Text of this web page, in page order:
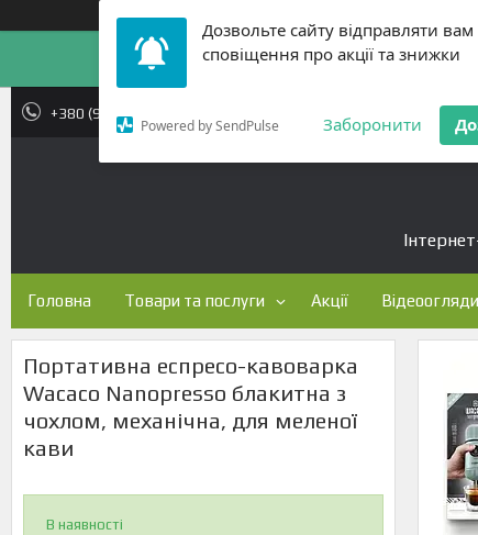
Дозвольте сайту відправляти вам
сповіщення про акції та знижки
Powered by SendPulse Заборонити
+380 (96) 004-77-44
Головна Товари та послуги Акції Відеоогляди
Портативна еспресо-кавоварка
Wacaco Nanopresso блакитна з
чохлом, механічна, для меленої
кави
В наявності